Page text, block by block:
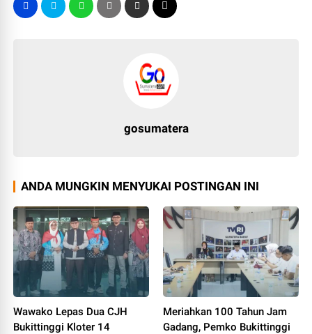
gosumatera
ANDA MUNGKIN MENYUKAI POSTINGAN INI
Wawako Lepas Dua CJH
Bukittinggi Kloter 14
Meriahkan 100 Tahun Jam
Gadang, Pemko Bukittinggi